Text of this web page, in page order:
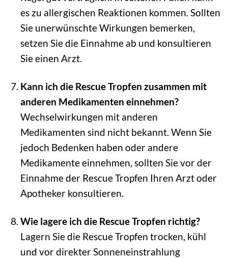
es zu allergischen Reaktionen kommen. Sollten
Sie unerwünschte Wirkungen bemerken,
setzen Sie die Einnahme ab und konsultieren
Sie einen Arzt.
Kann ich die Rescue Tropfen zusammen mit
anderen Medikamenten einnehmen?
Wechselwirkungen mit anderen
Medikamenten sind nicht bekannt. Wenn Sie
jedoch Bedenken haben oder andere
Medikamente einnehmen, sollten Sie vor der
Einnahme der Rescue Tropfen Ihren Arzt oder
Apotheker konsultieren.
Wie lagere ich die Rescue Tropfen richtig?
Lagern Sie die Rescue Tropfen trocken, kühl
und vor direkter Sonneneinstrahlung